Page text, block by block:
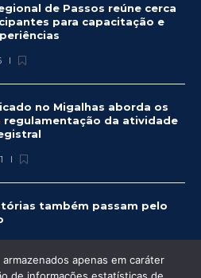
de Passos reúne cerca
para capacitação e
no Migalhas aborda os
regulamentação da atividade
também passam pelo
apenas em caráter